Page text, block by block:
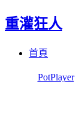
重灌狂人
首頁
PotPlayer